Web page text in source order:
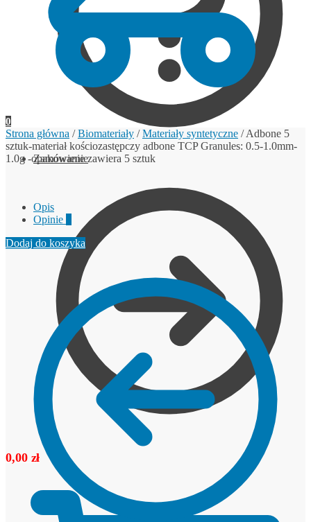
Zamówienie
0,00 zł
0
Strona główna /Biomateriały /Materiały syntetyczne /Adbone 5
sztuk-materiał kościozastępczy adbone TCP Granules: 0.5-1.0mm-
1.0g -opakowanie zawiera 5 sztuk
Opis
Opinie
Dodaj do koszyka